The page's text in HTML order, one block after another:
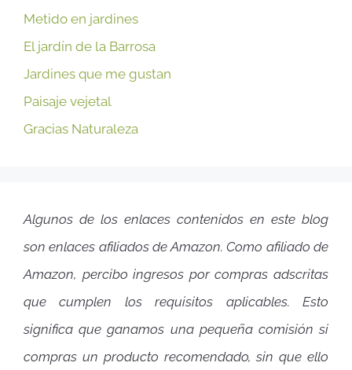
Metido en jardines
El jardín de la Barrosa
Jardines que me gustan
Paisaje vejetal
Gracias Naturaleza
Algunos de los enlaces contenidos en este blog
son enlaces afiliados de Amazon. Como afiliado de
Amazon, percibo ingresos por compras adscritas
que cumplen los requisitos aplicables. Esto
significa que ganamos una pequeña comisión si
compras un producto recomendado, sin que ello